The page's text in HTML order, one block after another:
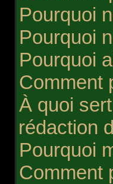
Pourquoi
Pourquoi
Pourquoi
Comment
À quoi
rédaction
Pourquoi
Comment